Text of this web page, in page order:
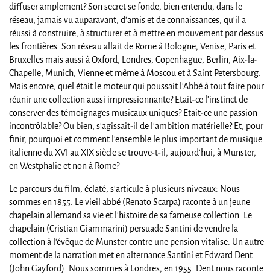
diffuser amplement? Son secret se fonde, bien entendu, dans le
réseau, jamais vu auparavant, d'amis et de connaissances, qu'il a
réussi à construire, à structurer et à mettre en mouvement par dessus
les frontières. Son réseau allait de Rome à Bologne, Venise, Paris et
Bruxelles mais aussi à Oxford, Londres, Copenhague, Berlin, Aix-la-
Chapelle, Munich, Vienne et même à Moscou et à Saint Petersbourg.
Mais encore, quel était le moteur qui poussait l'Abbé à tout faire pour
réunir une collection aussi impressionnante? Etait-ce l'instinct de
conserver des témoignages musicaux uniques? Etait-ce une passion
incontrôlable? Ou bien, s'agissait-il de l'ambition matérielle? Et, pour
finir, pourquoi et comment l'ensemble le plus important de musique
italienne du XVI au XIX siècle se trouve-t-il, aujourd'hui, à Munster,
en Westphalie et non à Rome?
Le parcours du film, éclaté, s'articule à plusieurs niveaux: Nous
sommes en 1855. Le vieil abbé (Renato Scarpa) raconte à un jeune
chapelain allemand sa vie et l'histoire de sa fameuse collection. Le
chapelain (Cristian Giammarini) persuade Santini de vendre la
collection à l'évêque de Munster contre une pension vitalise. Un autre
moment de la narration met en alternance Santini et Edward Dent
(John Gayford). Nous sommes à Londres, en 1955. Dent nous raconte